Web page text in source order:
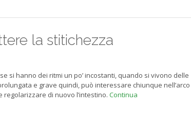
la stitichezza
si hanno dei ritmi un po’ incostanti, quando si vivono delle
e grave quindi, può interessare chiunque nell’arco
di nuovo l’intestino. Continua